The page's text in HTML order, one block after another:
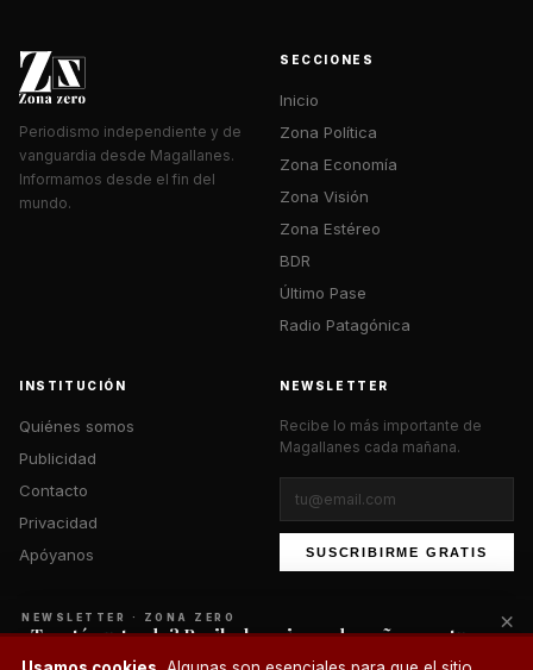
Periodismo independiente y de
vanguardia desde Magallanes.
Informamos desde el fin del
mundo.
SECCIONES
Inicio
Zona Política
Zona Economía
Zona Visión
Zona Estéreo
BDR
Último Pase
Radio Patagónica
INSTITUCIÓN
Quiénes somos
Publicidad
Contacto
Privacidad
Apóyanos
NEWSLETTER
Recibe lo más importante de
Magallanes cada mañana.
SUSCRIBIRME GRATIS
© 2026 Zona Zero Media. Todos los derechos reservados.
NEWSLETTER · ZONA ZERO
¿Te está gustando? Recibe lo mejor cada mañana en tu
correo.
×